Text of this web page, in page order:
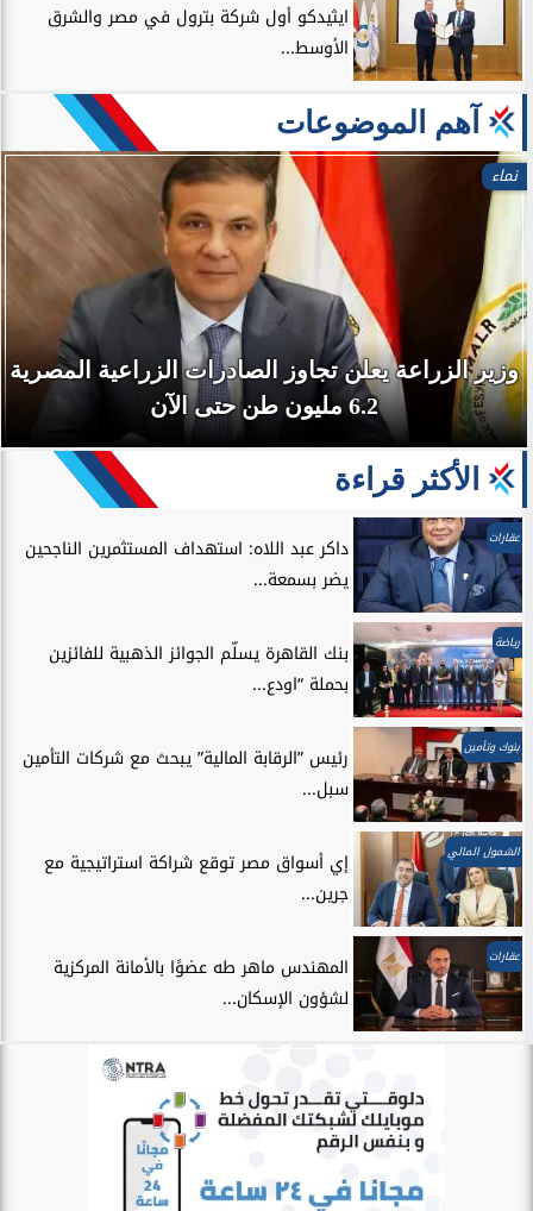
ايثيدكو أول شركة بترول في مصر والشرق
الأوسط...
آهم الموضوعات
نماء
وزير الزراعة يعلن تجاوز الصادرات الزراعية المصرية
6.2 مليون طن حتى الآن
الأكثر قراءة
عقارات
داكر عبد اللاه: استهداف المستثمرين الناجحين
يضر بسمعة...
رياضة
بنك القاهرة يسلّم الجوائز الذهبية للفائزين
بحملة “اودع...
بنوك وتأمين
رئيس ”الرقابة المالية” يبحث مع شركات التأمين
سبل...
الشمول المالي
إي أسواق مصر توقع شراكة استراتيجية مع
جرين...
عقارات
المهندس ماهر طه عضوًا بالأمانة المركزية
لشؤون الإسكان...